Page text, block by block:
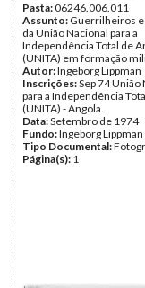
Pasta:06246.006.011
Assunto: Guerrilheiros
da União Nacional para a
Independência Total de
(UNITA) em formação
Autor:Ingeborg Lippman
Inscrições:Sep 74 União
para a Independência
(UNITA) - Angola.
Data:Setembro de 1974
Fundo:Ingeborg Lippman
Tipo Documental:
Página(s): 1